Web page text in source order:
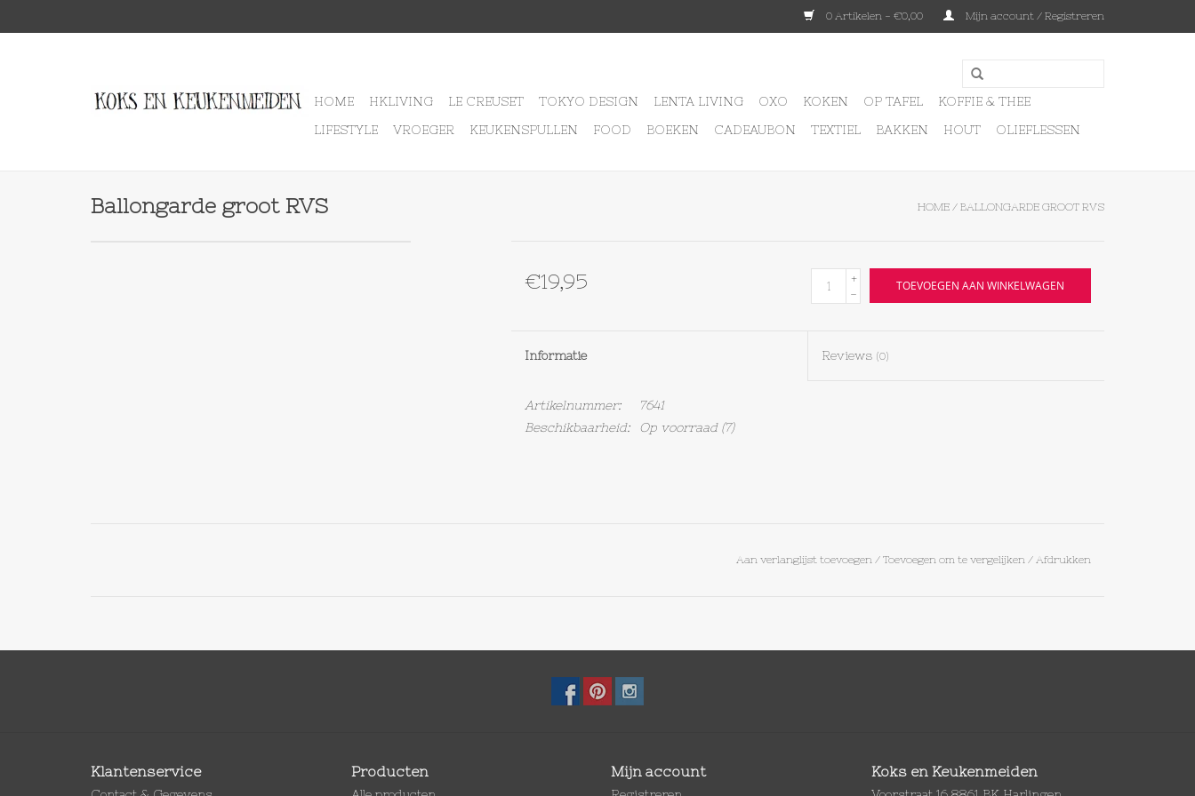
0 Artikelen - €0,00 Mijn account / Registreren
HOME HKLIVING LE CREUSET TOKYO DESIGN LENTA LIVING OXO KOKEN OP TAFEL
KOFFIE & THEE
LIFESTYLE
VROEGER KEUKENSPULLEN FOOD BOEKEN CADEAUBON TEXTIEL BAKKEN HOUT OLIEFLESSEN
Ballongarde groot RVS HOME / BALLONGARDE GROOT RVS
€19,95
+
-
TOEVOEGEN AAN WINKELWAGEN
Informatie Reviews (0)
Artikelnummer:
7641
Beschikbaarheid:
Op voorraad(7)
Aan verlanglijst toevoegen/ Toevoegen om te vergelijken / Afdrukken
Klantenservice Producten Mijn account Koks en Keukenmeiden